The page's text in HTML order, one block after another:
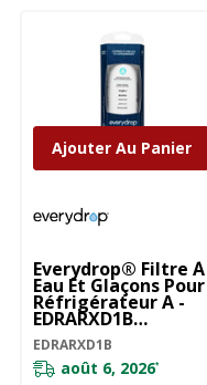
Everydrop® Filtre À
Eau Et Glaçons Pour
Réfrigérateur A -
EDRARXD1B
EDRARXD1B
EDRARXD1B
août 6, 2026*
Ajouter Au Panier